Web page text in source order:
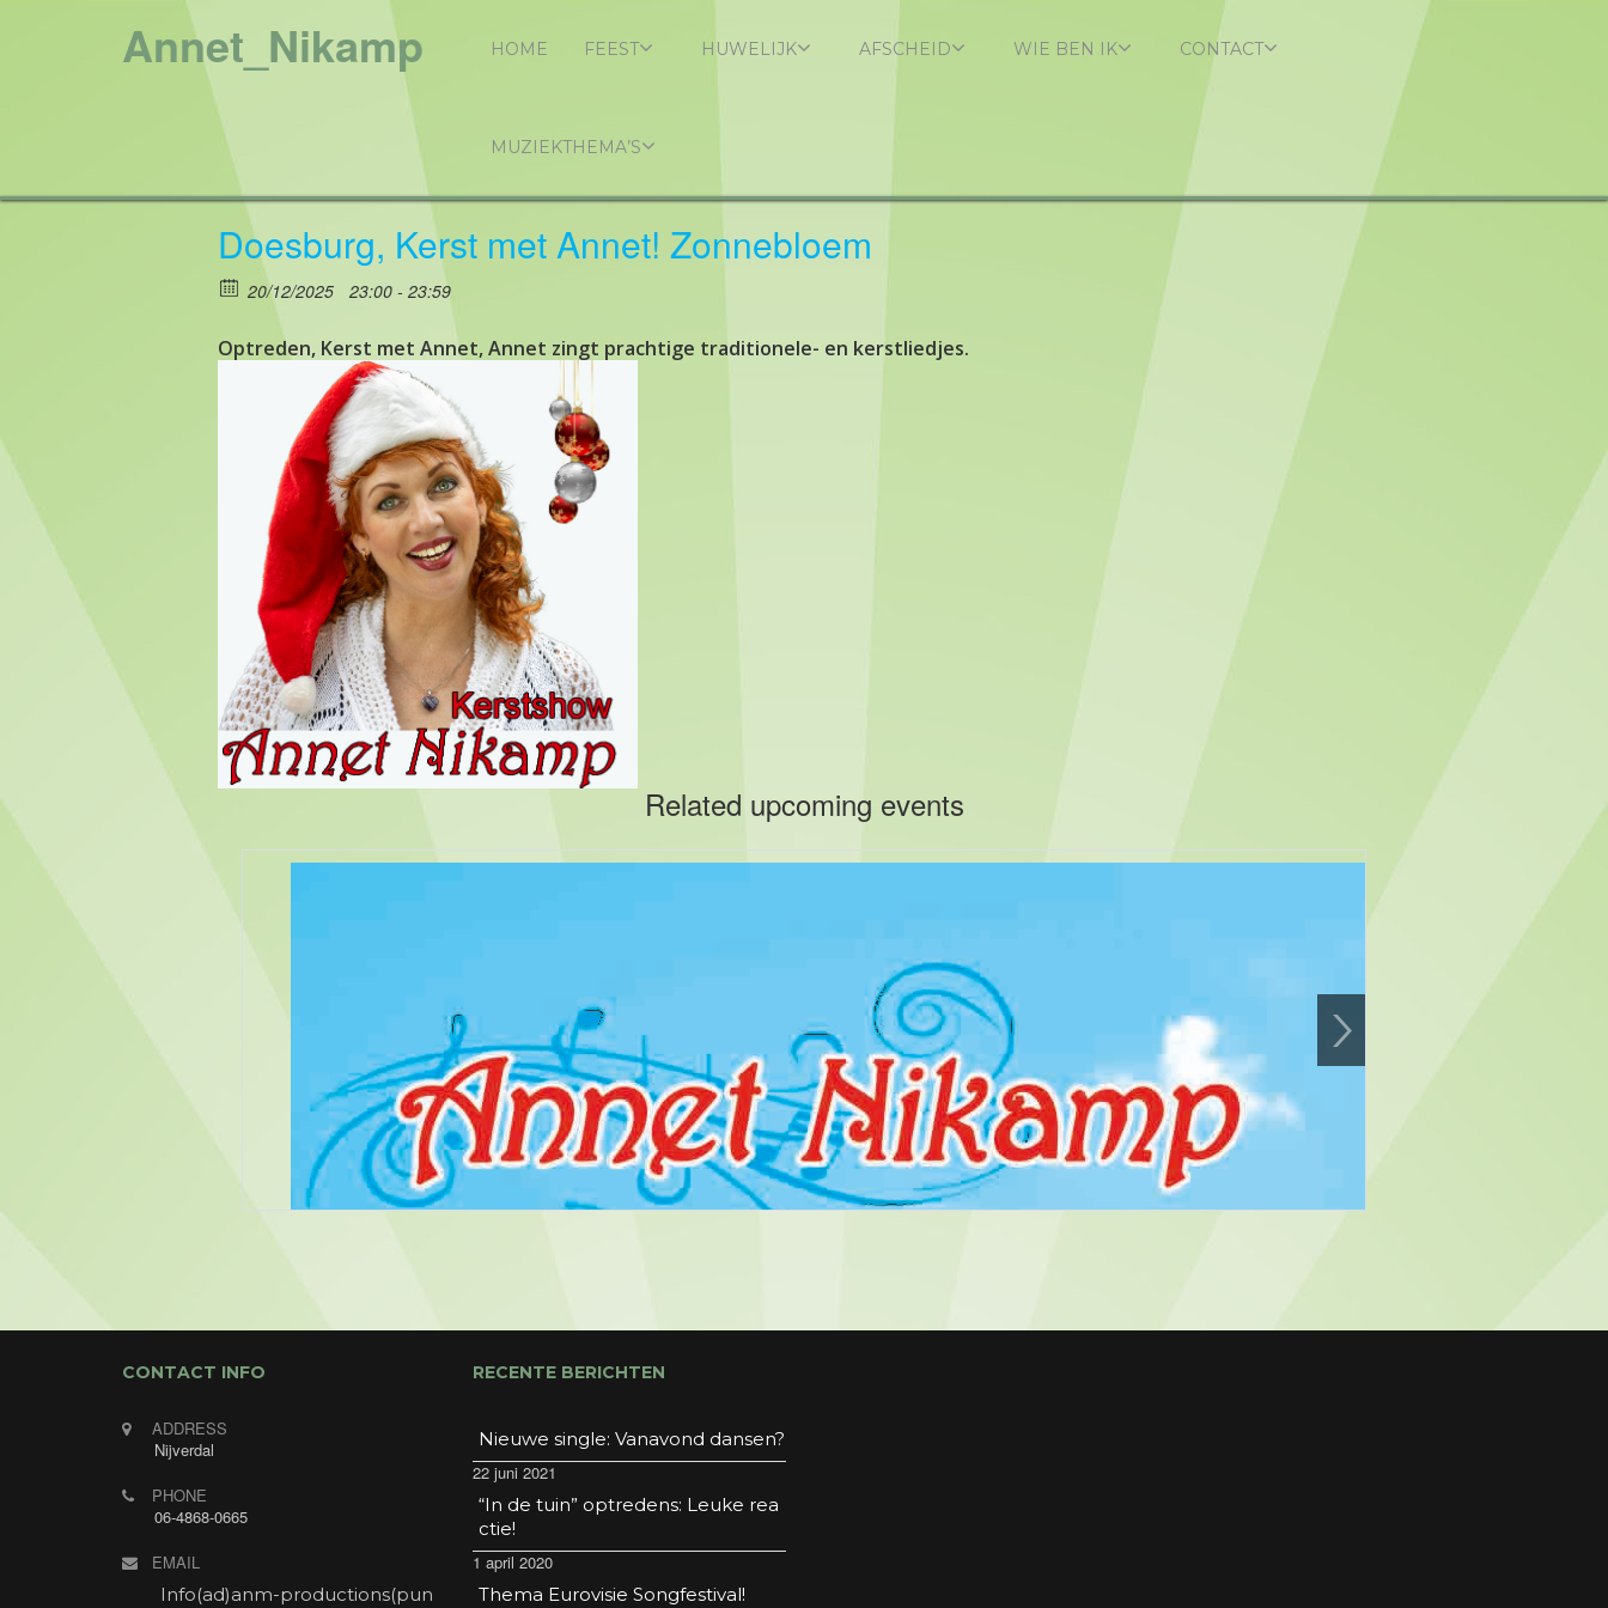
Annet_Nikamp HOME FEEST HUWELIJK AFSCHEID WIE BEN IK CONTACT
MUZIEKTHEMA’S
Doesburg, Kerst met Annet! Zonnebloem
20/12/2025 23:00 - 23:59
Optreden, Kerst met Annet, Annet zingt prachtige traditionele- en kerstliedjes.
Related upcoming events
CONTACT INFO
ADDRESS
Nijverdal
PHONE
06-4868-0665
EMAIL
Info(ad)anm-productions(pun
RECENTE BERICHTEN
Nieuwe single: Vanavond dansen?
22 juni 2021
“In de tuin” optredens: Leuke rea
ctie!
1 april 2020
Thema Eurovisie Songfestival!